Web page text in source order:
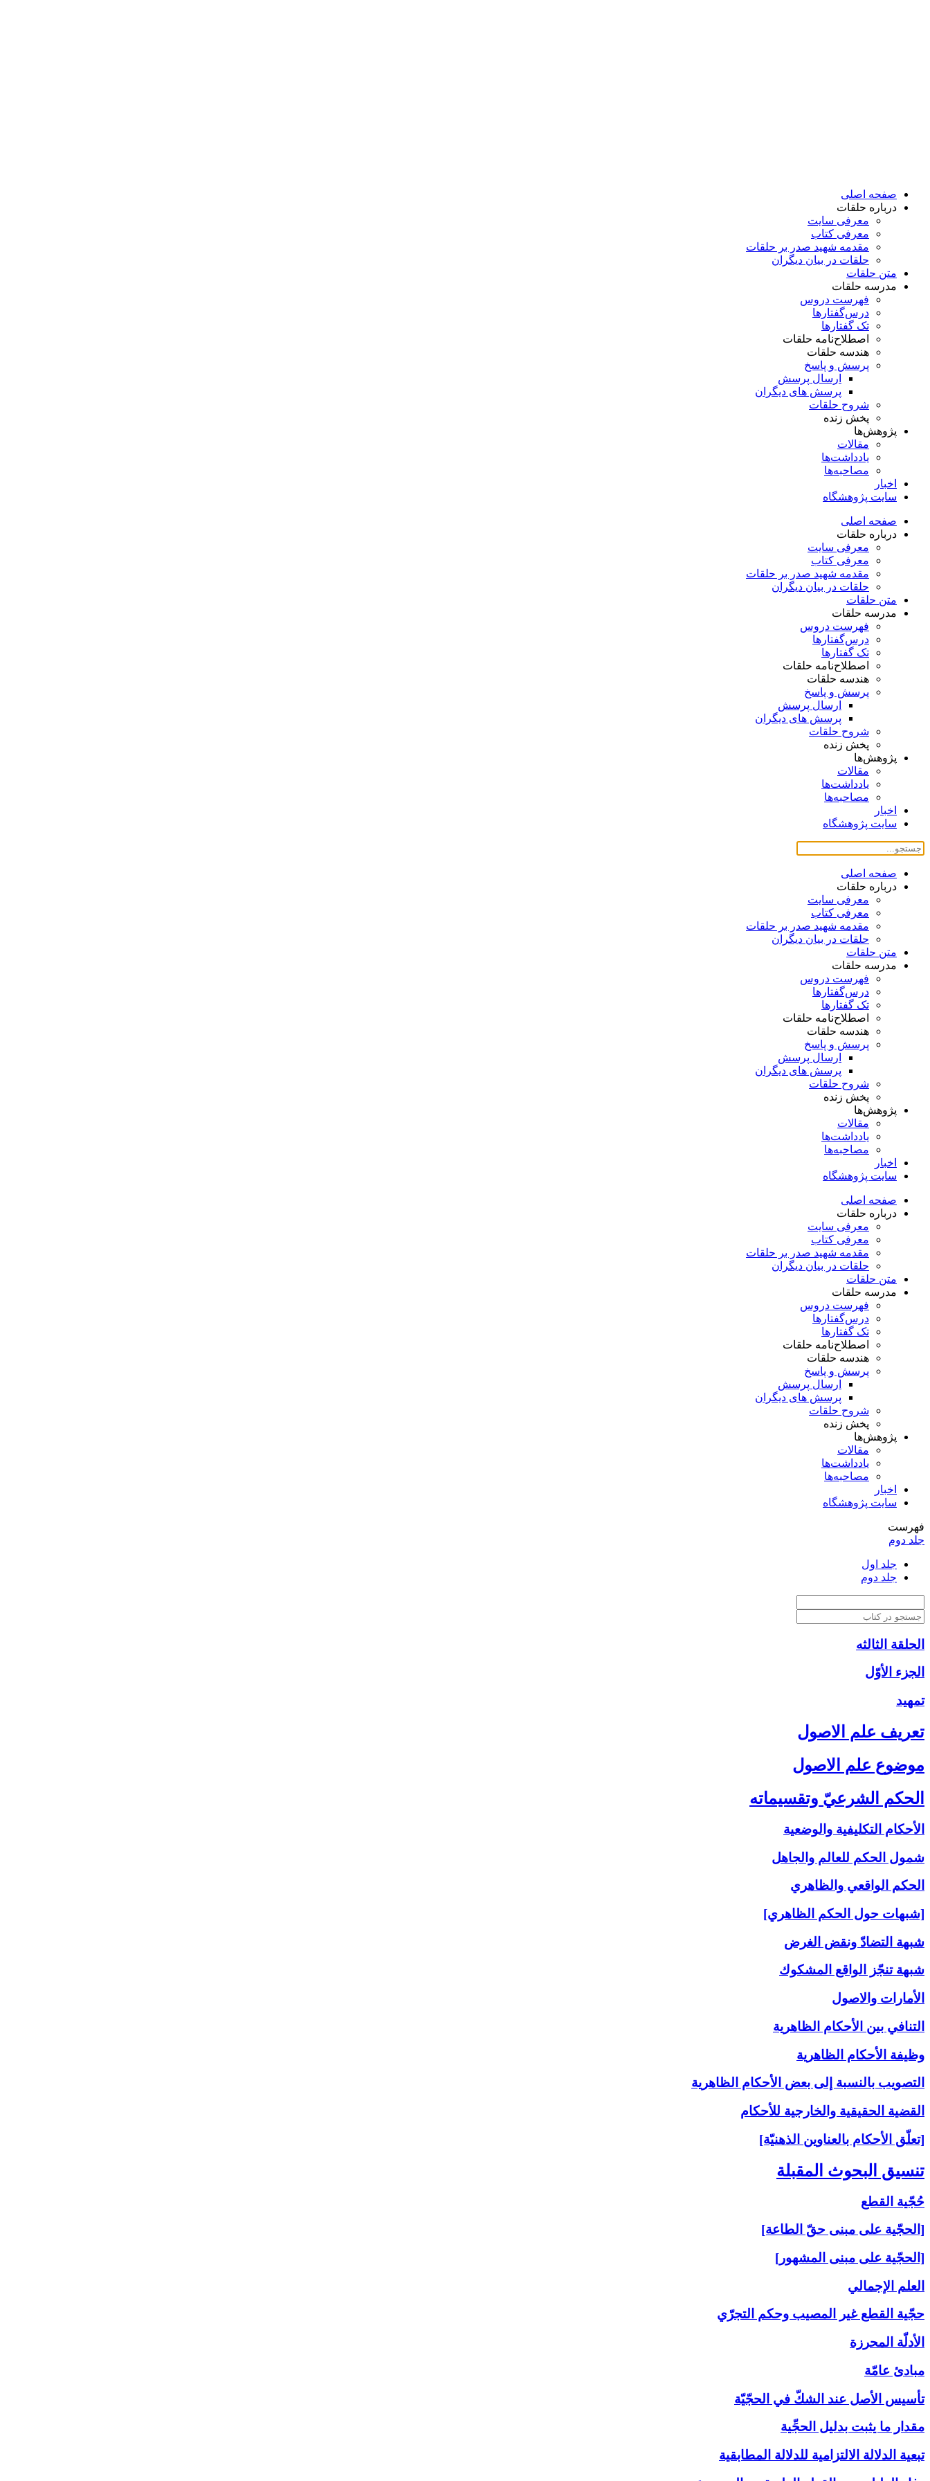
صفحه اصلی
درباره حلقات
معرفی سایت
معرفی کتاب
مقدمه شهید صدر بر حلقات
حلقات در بیان دیگران
متن حلقات
مدرسه حلقات
فهرست دروس
درس‌گفتار‌ها
تک گفتارها
اصطلاح‌نامه حلقات
هندسه حلقات
پرسش و پاسخ
ارسال پرسش
پرسش های دیگران
شروح حلقات
پخش زنده
پژوهش‌ها
مقالات
یادداشت‌ها
مصاحبه‌ها
اخبار
سایت پژوهشگاه
صفحه اصلی
درباره حلقات
معرفی سایت
معرفی کتاب
مقدمه شهید صدر بر حلقات
حلقات در بیان دیگران
متن حلقات
مدرسه حلقات
فهرست دروس
درس‌گفتار‌ها
تک گفتارها
اصطلاح‌نامه حلقات
هندسه حلقات
پرسش و پاسخ
ارسال پرسش
پرسش های دیگران
شروح حلقات
پخش زنده
پژوهش‌ها
مقالات
یادداشت‌ها
مصاحبه‌ها
اخبار
سایت پژوهشگاه
صفحه اصلی
درباره حلقات
معرفی سایت
معرفی کتاب
مقدمه شهید صدر بر حلقات
حلقات در بیان دیگران
متن حلقات
مدرسه حلقات
فهرست دروس
درس‌گفتار‌ها
تک گفتارها
اصطلاح‌نامه حلقات
هندسه حلقات
پرسش و پاسخ
ارسال پرسش
پرسش های دیگران
شروح حلقات
پخش زنده
پژوهش‌ها
مقالات
یادداشت‌ها
مصاحبه‌ها
اخبار
سایت پژوهشگاه
صفحه اصلی
درباره حلقات
معرفی سایت
معرفی کتاب
مقدمه شهید صدر بر حلقات
حلقات در بیان دیگران
متن حلقات
مدرسه حلقات
فهرست دروس
درس‌گفتار‌ها
تک گفتارها
اصطلاح‌نامه حلقات
هندسه حلقات
پرسش و پاسخ
ارسال پرسش
پرسش های دیگران
شروح حلقات
پخش زنده
پژوهش‌ها
مقالات
یادداشت‌ها
مصاحبه‌ها
اخبار
سایت پژوهشگاه
فهرست
جلد دوم
جلد اول
جلد دوم
الحلقة الثالثه
الجزء الأوّل‏
تمهيد
تعريف علم الاصول‏
موضوع علم الاصول‏
الحكم الشرعيّ وتقسيماته‏
الأحكام التكليفية والوضعية
شمول الحكم للعالم والجاهل
الحكم الواقعي والظاهري
[شبهات حول الحكم الظاهري]
شبهة التضادّ ونقض الغرض
شبهة تنجّز الواقع المشكوك
الأمارات والاصول
التنافي بين الأحكام الظاهرية
وظيفة الأحكام الظاهرية
التصويب بالنسبة إلى‏ بعض الأحكام الظاهرية
القضية الحقيقية والخارجية للأحكام
[تعلّق الأحكام بالعناوين الذهنيّة]
تنسيق البحوث المقبلة
حُجّية القطع
[الحجّية على مبنى حقّ الطاعة]
[الحجّية على مبنى المشهور]
العلم الإجمالي
حجّية القطع غير المصيب وحكم التجرّي
الأدلّة المحرزة
مبادئ عامّة
تأسيس الأصل عند الشكّ في الحجّيّة
مقدار ما يثبت بدليل الحجِّية
تبعية الدلالة الالتزامية للدلالة المطابقية